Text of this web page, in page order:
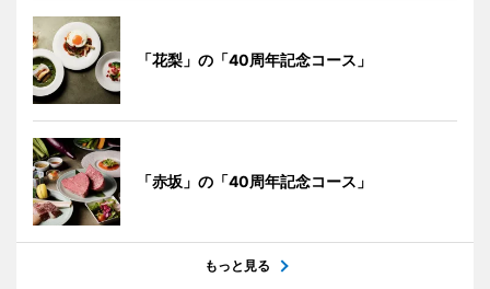
「花梨」の「40周年記念コース」
「赤坂」の「40周年記念コース」
もっと見る